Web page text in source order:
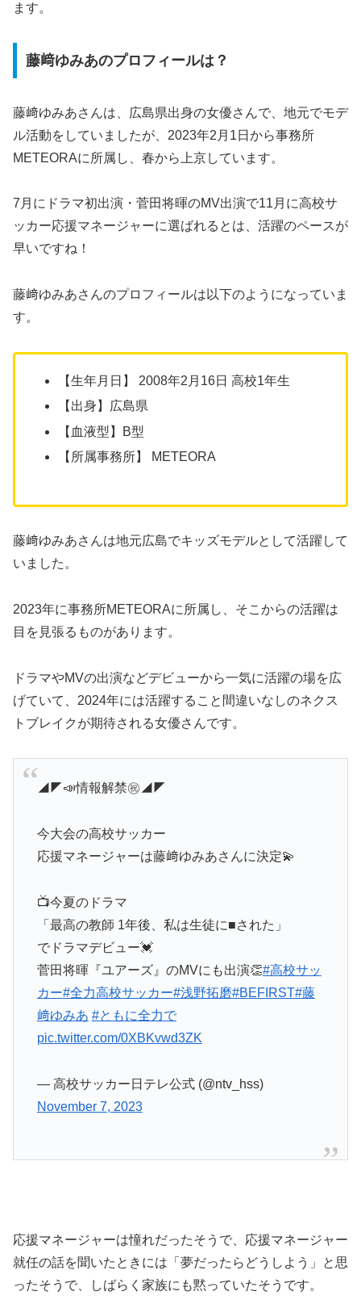
ます。
藤﨑ゆみあのプロフィールは？
藤﨑ゆみあさんは、広島県出身の女優さんで、地元でモデ
ル活動をしていましたが、2023年2月1日から事務所
METEORAに所属し、春から上京しています。
7月にドラマ初出演・菅田将暉のMV出演で11月に高校サ
ッカー応援マネージャーに選ばれるとは、活躍のペースが
早いですね！
藤﨑ゆみあさんのプロフィールは以下のようになっていま
す。
【生年月日】 2008年2月16日 高校1年生
【出身】広島県
【血液型】B型
【所属事務所】 METEORA
藤﨑ゆみあさんは地元広島でキッズモデルとして活躍して
いました。
2023年に事務所METEORAに所属し、そこからの活躍は
目を見張るものがあります。
ドラマやMVの出演などデビューから一気に活躍の場を広
げていて、2024年には活躍すること間違いなしのネクス
トブレイクが期待される女優さんです。
◢◤📣情報解禁㊗️◢◤
今大会の高校サッカー
応援マネージャーは藤﨑ゆみあさんに決定💫
📺今夏のドラマ
「最高の教師 1年後、私は生徒に■された」
でドラマデビュー💓
菅田将暉『ユアーズ』のMVにも出演👏#高校サッ
カー#全力高校サッカー#浅野拓磨#BEFIRST#藤
﨑ゆみあ #ともに全力で
pic.twitter.com/0XBKvwd3ZK
— 高校サッカー日テレ公式 (@ntv_hss)
November 7, 2023
応援マネージャーは憧れだったそうで、応援マネージャー
就任の話を聞いたときには「夢だったらどうしよう」と思
ったそうで、しばらく家族にも黙っていたそうです。